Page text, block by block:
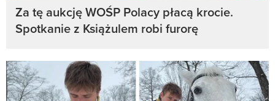
Za tę aukcję WOŚP Polacy płacą krocie.
Spotkanie z Książulem robi furorę